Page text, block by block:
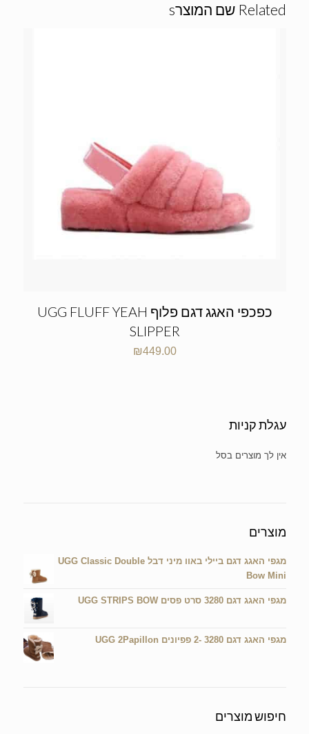
Related שם המוצרs
כפכפי האגג דגם פלוף UGG FLUFF YEAH
SLIPPER
₪449.00
עגלת קניות
מוצרים
מגפי האגג דגם ביילי באוו מיני דבל UGG Classic Double
Bow Mini
מגפי האגג דגם 3280 סרט פסים UGG STRIPS BOW
מגפי האגג דגם 3280 -2 פפיונים UGG 2Papillon
חיפוש מוצרים